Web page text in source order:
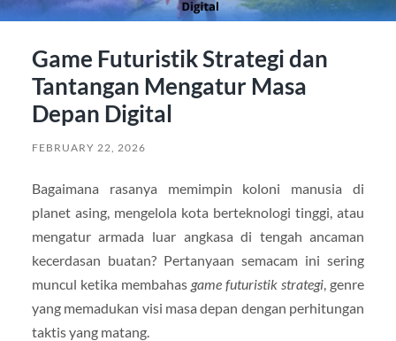
Game Futuristik Strategi dan
Tantangan Mengatur Masa
Depan Digital
FEBRUARY 22, 2026
Bagaimana rasanya memimpin koloni manusia di
planet asing, mengelola kota berteknologi tinggi, atau
mengatur armada luar angkasa di tengah ancaman
kecerdasan buatan? Pertanyaan semacam ini sering
muncul ketika membahas game futuristik strategi, genre
yang memadukan visi masa depan dengan perhitungan
taktis yang matang.